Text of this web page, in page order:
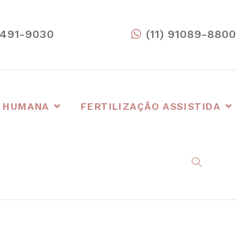
9030 (11) 91089-8800
HUMANA FERTILIZAÇÃO ASSISTIDA